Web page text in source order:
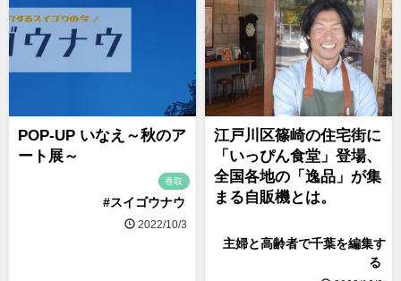
POP-UP いなえ～秋のア
ート展～
香取
#スイゴウナウ
2022/10/3
江戸川区篠崎の住宅街に
「いっぴん食堂」登場、
全国各地の「逸品」が集
まる自販機とは。
主婦と高齢者で千葉を編集す
る